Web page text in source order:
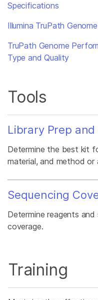
Specifications
Illumina TruPath
TruPath Genome
Type and Quality
Tools
Library Prep
Determine the best kit
material, and method or
Sequencing
Determine reagents and
coverage.
Training